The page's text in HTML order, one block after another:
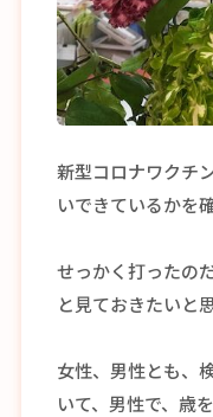
新型コロナワクチ
いできているかを
せっかく打ったの
と見ておきたいと
女性、男性とも、
いて、男性で、歳